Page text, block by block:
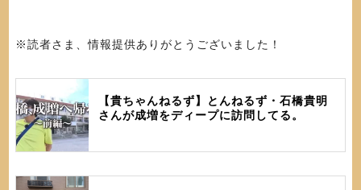
※読者さま、情報提供ありがとうございました！
【貴ちゃんねるず】とんねるず・石橋貴明
さんが成増をディープに訪問してる。